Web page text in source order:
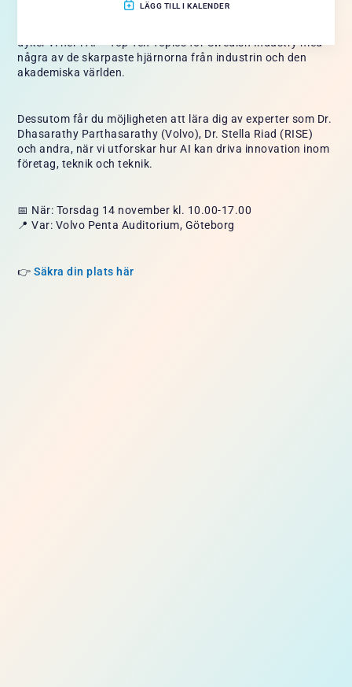
dyker vi ner i AI – Top Ten Topics for Swedish Industry med
några av de skarpaste hjärnorna från industrin och den
akademiska världen.
Dessutom får du möjligheten att lära dig av experter som Dr.
Dhasarathy Parthasarathy (Volvo), Dr. Stella Riad (RISE)
och andra, när vi utforskar hur AI kan driva innovation inom
företag, teknik och teknik.
📅 När: Torsdag 14 november kl. 10.00-17.00
📍 Var: Volvo Penta Auditorium, Göteborg
👉Säkra din plats här
LÄGG TILL I KALENDER